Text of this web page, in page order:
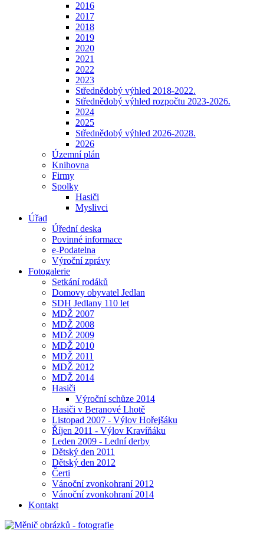
2016
2017
2018
2019
2020
2021
2022
2023
Střednědobý výhled 2018-2022.
Střednědobý výhled rozpočtu 2023-2026.
2024
2025
Střednědobý výhled 2026-2028.
2026
Územní plán
Knihovna
Firmy
Spolky
Hasiči
Myslivci
Úřad
Úřední deska
Povinné informace
e-Podatelna
Výroční zprávy
Fotogalerie
Setkání rodáků
Domovy obyvatel Jedlan
SDH Jedlany 110 let
MDŽ 2007
MDŽ 2008
MDŽ 2009
MDŽ 2010
MDŽ 2011
MDŽ 2012
MDŽ 2014
Hasiči
Výroční schůze 2014
Hasiči v Beranové Lhotě
Listopad 2007 - Výlov Hořejšáku
Říjen 2011 - Výlov Kravíňáku
Leden 2009 - Lední derby
Dětský den 2011
Dětský den 2012
Čerti
Vánoční zvonkohraní 2012
Vánoční zvonkohraní 2014
Kontakt